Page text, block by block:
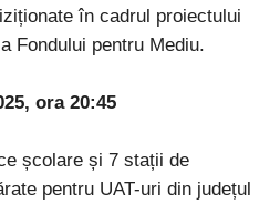
în cadrul proiectului
Fondului pentru Mediu.
ora 20:45
școlare și 7 stații de
pentru UAT-uri din județul